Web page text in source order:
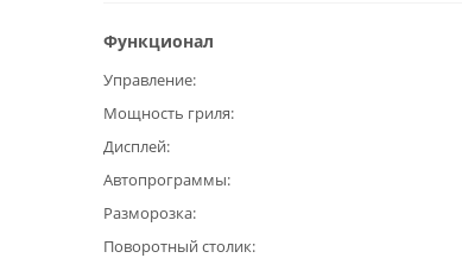
Функционал
Управление
Мощность гриля
Дисплей
Автопрограммы
Разморозка
Поворотный столик